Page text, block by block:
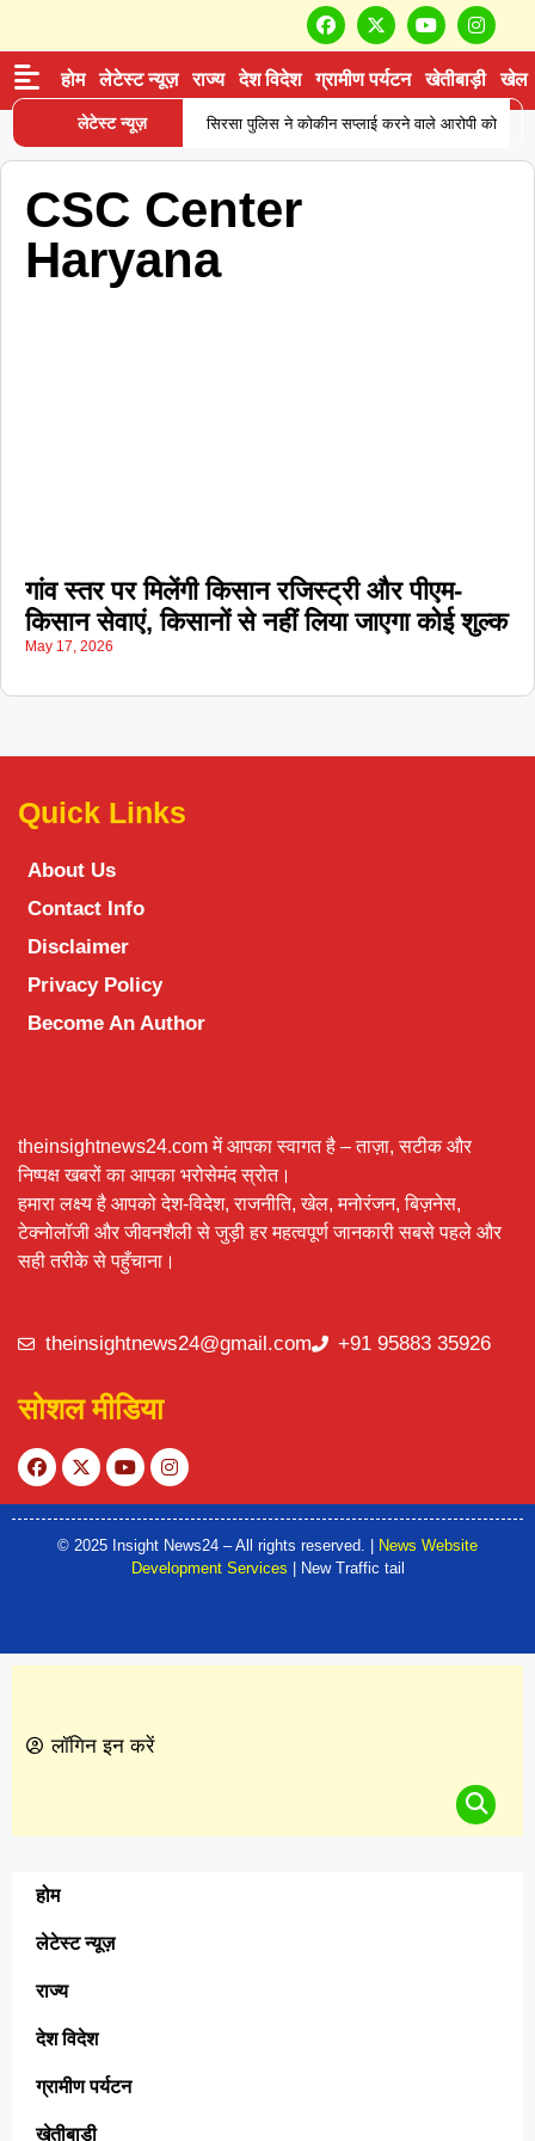
होम लेटेस्ट न्यूज़ राज्य देश विदेश ग्रामीण पर्यटन खेतीबाड़ी खेल
लेटेस्ट न्यूज़ सिरसा पुलिस ने कोकीन सप्लाई करने वाले आरोपी को
करनाल में पुलिस मुठभेड़: बीरू वाल्मीकि हत्याकांड का
आरोपी ढेर, जवाबी कार्रवाई में हुई मौत
हत्या, पुरानी रंजिश में 10 से अधिक लोगों पर हमला करने का
CSC Center
Haryana
गांव स्तर पर मिलेंगी किसान रजिस्ट्री और पीएम-
किसान सेवाएं, किसानों से नहीं लिया जाएगा कोई शुल्क
May 17, 2026
Quick Links
About Us
Contact Info
Disclaimer
Privacy Policy
Become An Author
theinsightnews24.com में आपका स्वागत है – ताज़ा, सटीक और
निष्पक्ष खबरों का आपका भरोसेमंद स्रोत।
हमारा लक्ष्य है आपको देश-विदेश, राजनीति, खेल, मनोरंजन, बिज़नेस,
टेक्नोलॉजी और जीवनशैली से जुड़ी हर महत्वपूर्ण जानकारी सबसे पहले और
सही तरीके से पहुँचाना।
theinsightnews24@gmail.com +91 95883 35926
सोशल मीडिया
© 2025 Insight News24 – All rights reserved. |
News Website
Development Services
| New Traffic tail
लॉगिन इन करें
होम
लेटेस्ट न्यूज़
राज्य
देश विदेश
ग्रामीण पर्यटन
खेतीबाड़ी